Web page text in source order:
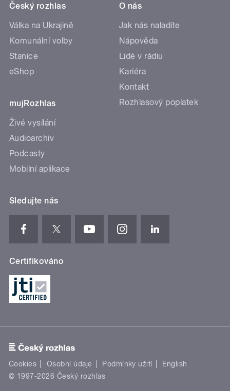
Český rozhlas
Válka na Ukrajině
Komunální volby
Stanice
eShop
mujRozhlas
Živé vysílání
Audioarchiv
Podcasty
Mobilní aplikace
O nás
Jak nás naladíte
Nápověda
Lidé v rádiu
Kariéra
Kontakt
Rozhlasový poplatek
Sledujte nás
Certifikováno
Cookies Osobní údaje Podmínky užití
English
© 1997-2026 Český rozhlas